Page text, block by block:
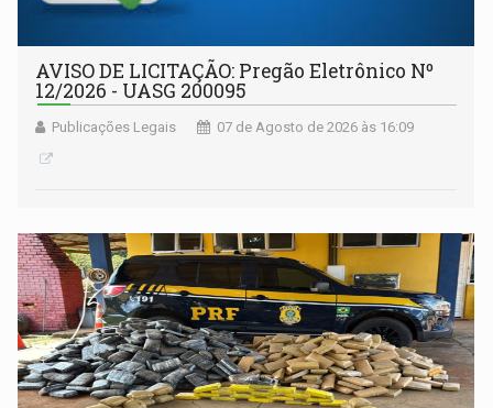
AVISO DE LICITAÇÃO: Pregão Eletrônico Nº
12/2026 - UASG 200095
Publicações Legais 07 de Agosto de 2026 às 16:09